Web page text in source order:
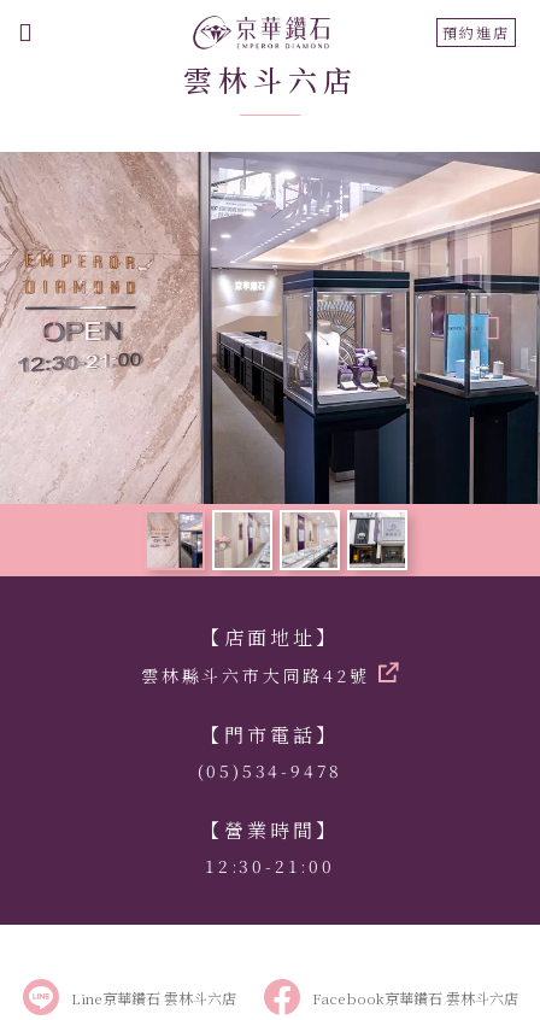
預約進店
雲林斗六店
【店面地址】
雲林縣斗六市大同路42號
【門市電話】
(05)534-9478
【營業時間】
12:30-21:00
Line京華鑽石 雲林斗六店 Facebook京華鑽石 雲林斗六店